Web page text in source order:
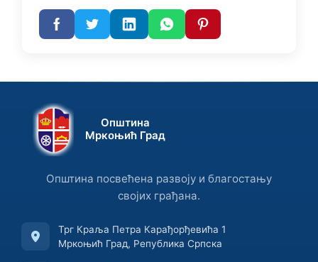
Општина
Мркоњић Град
Општина посвећена развоју и благостању
својих грађана.
Трг Краља Петра Карађорђевића 1
Мркоњић Град, Република Српска